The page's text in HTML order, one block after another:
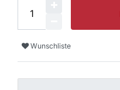
Wunschliste